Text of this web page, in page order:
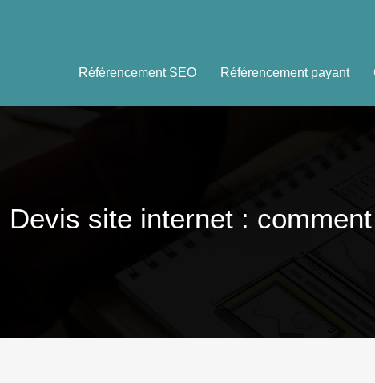
Référencement SEO Référencement payant
Devis site internet :